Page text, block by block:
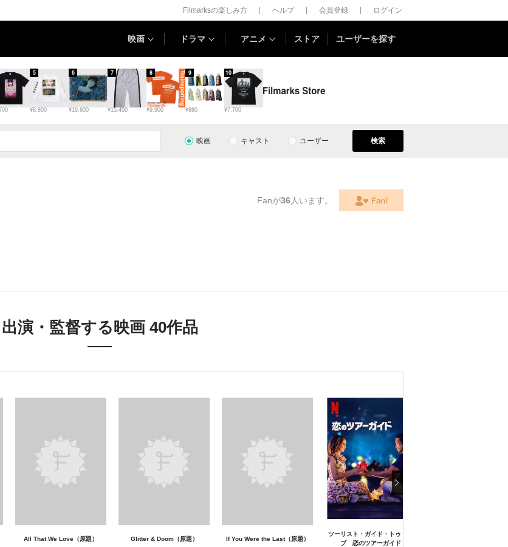
Filmarksの楽しみ方 ヘルプ 会員登録 ログイン
映画 ドラマ アニメ ストア ユーザーを探す
¥8,800
5
¥19,800
6
¥15,400
7
¥9,900
8
¥880
9
¥7,700
10
映画 キャスト ユーザー 検索
Fanが36人います。
出演・監督する映画 40作品
All That We Love（原題） Glitter & Doom（原題） If You Were the Last（原題）
ツーリスト・ガイド・トゥ・ラ
ブ 恋のツアーガイド